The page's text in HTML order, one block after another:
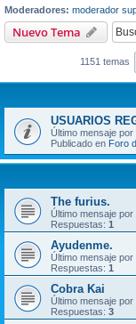
Moderadores: moderador
Nuevo Tema
1151 temas
USUARIOS
Último mensaje por
Publicado en Foro
The furius.
Último mensaje por
Respuestas: 1
Ayudenme.
Último mensaje por
Respuestas: 1
Cobra Kai
Último mensaje por
Respuestas: 3